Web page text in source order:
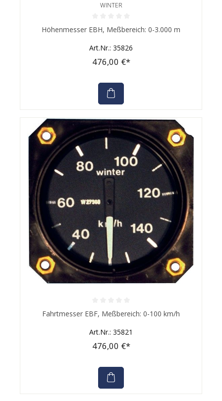
WINTER
Durchschnittliche Bewertung von 0 von 5 Sternen
Höhenmesser EBH, Meßbereich: 0-3.000 m
Art.Nr.: 35826
476,00 €*
Durchschnittliche Bewertung von 0 von 5 Sternen
Fahrtmesser EBF, Meßbereich: 0-100 km/h
Art.Nr.: 35821
476,00 €*